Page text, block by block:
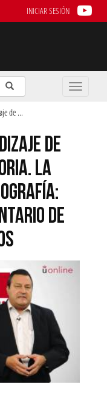
INICIAR SESIÓN
Enviar
Buscar
Toggle
de ...
DE
LA
DE